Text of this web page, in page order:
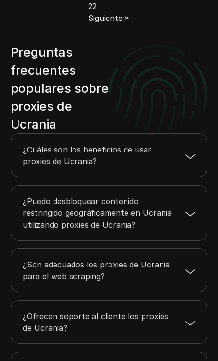
22
Siguiente
Preguntas
frecuentes
populares sobre
proxies de
Ucrania
¿Cuáles son los beneficios de usar
proxies de Ucrania?
¿Puedo desbloquear contenido
restringido geográficamente en Ucrania
utilizando proxies de Ucrania?
¿Son adecuados los proxies de Ucrania
para el web scraping?
¿Ofrecen soporte al cliente los proxies
de Ucrania?